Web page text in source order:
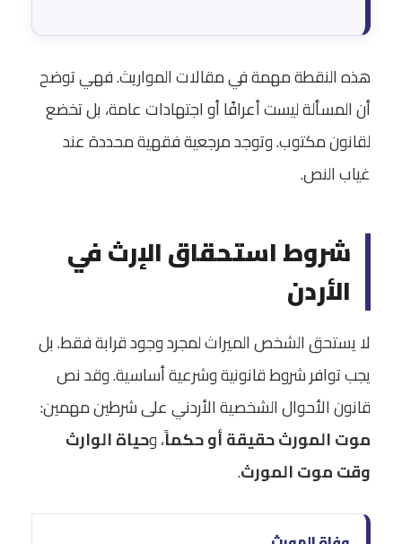
هذه النقطة مهمة في مقالات المواريث. فهي توضح
أن المسألة ليست أعرافًا أو اجتهادات عامة، بل تخضع
لقانون مكتوب. وتوجد مرجعية فقهية محددة عند
غياب النص.
شروط استحقاق الإرث في
الأردن
لا يستحق الشخص الميراث لمجرد وجود قرابة فقط. بل
يجب توافر شروط قانونية وشرعية أساسية. وقد نص
قانون الأحوال الشخصية الأردني على شرطين مهمين:
موت المورث حقيقة أو حكماً، وحياة الوارث
وقت موت المورث.